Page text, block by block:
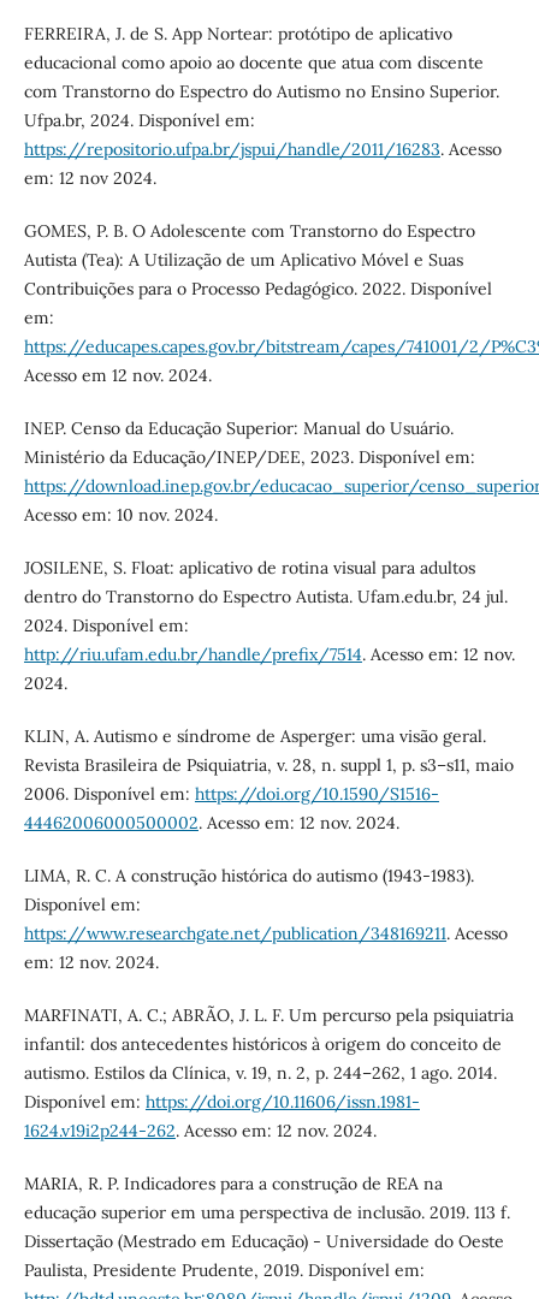
FERREIRA, J. de S. App Nortear: protótipo de aplicativo
educacional como apoio ao docente que atua com discente
com Transtorno do Espectro do Autismo no Ensino Superior.
Ufpa.br, 2024. Disponível em:
https://repositorio.ufpa.br/jspui/handle/2011/16283. Acesso
em: 12 nov 2024.
GOMES, P. B. O Adolescente com Transtorno do Espectro
Autista (Tea): A Utilização de um Aplicativo Móvel e Suas
Contribuições para o Processo Pedagógico. 2022. Disponível
em:
https://educapes.capes.gov.br/bitstream/capes/741001/2/
Acesso em 12 nov. 2024.
INEP. Censo da Educação Superior: Manual do Usuário.
Ministério da Educação/INEP/DEE, 2023. Disponível em:
https://download.inep.gov.br/educacao_superior/
Acesso em: 10 nov. 2024.
JOSILENE, S. Float: aplicativo de rotina visual para adultos
dentro do Transtorno do Espectro Autista. Ufam.edu.br, 24 jul.
2024. Disponível em:
http://riu.ufam.edu.br/handle/prefix/7514. Acesso em: 12 nov.
2024.
KLIN, A. Autismo e síndrome de Asperger: uma visão geral.
Revista Brasileira de Psiquiatria, v. 28, n. suppl 1, p. s3–s11, maio
2006. Disponível em: https://doi.org/10.1590/S1516-
44462006000500002. Acesso em: 12 nov. 2024.
LIMA, R. C. A construção histórica do autismo (1943-1983).
Disponível em:
https://www.researchgate.net/publication/348169211. Acesso
em: 12 nov. 2024.
MARFINATI, A. C.; ABRÃO, J. L. F. Um percurso pela psiquiatria
infantil: dos antecedentes históricos à origem do conceito de
autismo. Estilos da Clínica, v. 19, n. 2, p. 244–262, 1 ago. 2014.
Disponível em: https://doi.org/10.11606/issn.1981-
1624.v19i2p244-262. Acesso em: 12 nov. 2024.
MARIA, R. P. Indicadores para a construção de REA na
educação superior em uma perspectiva de inclusão. 2019. 113 f.
Dissertação (Mestrado em Educação) - Universidade do Oeste
Paulista, Presidente Prudente, 2019. Disponível em: